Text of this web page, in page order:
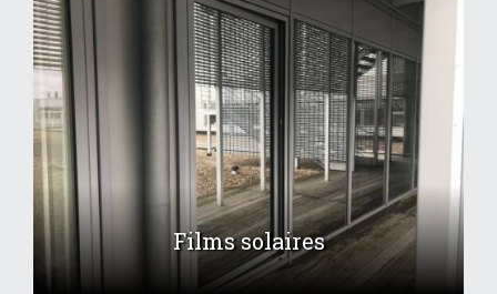
Films solaires